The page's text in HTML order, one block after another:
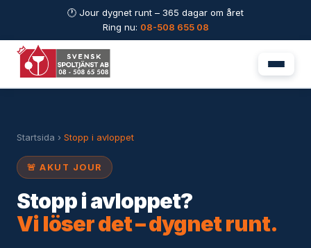
🕐 Jour dygnet runt – 365 dagar om året
Ring nu: 08-508 655 08
Startsida › Stopp i avloppet
🚨 AKUT JOUR
Stopp i avloppet?
Vi löser det – dygnet runt.